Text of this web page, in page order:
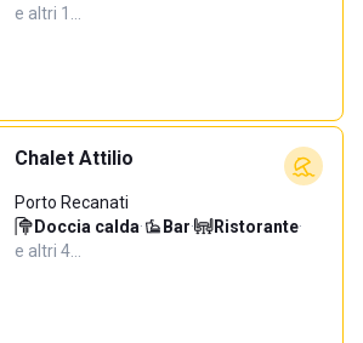
e altri 1…
Chalet Attilio
Porto Recanati
Doccia calda· Bar· Ristorante·
e altri 4…